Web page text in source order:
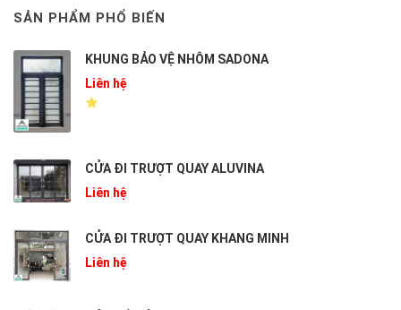
SẢN PHẨM PHỔ BIẾN
KHUNG BẢO VỆ NHÔM SADONA
Liên hệ
CỬA ĐI TRƯỢT QUAY ALUVINA
Liên hệ
CỬA ĐI TRƯỢT QUAY KHANG MINH
Liên hệ